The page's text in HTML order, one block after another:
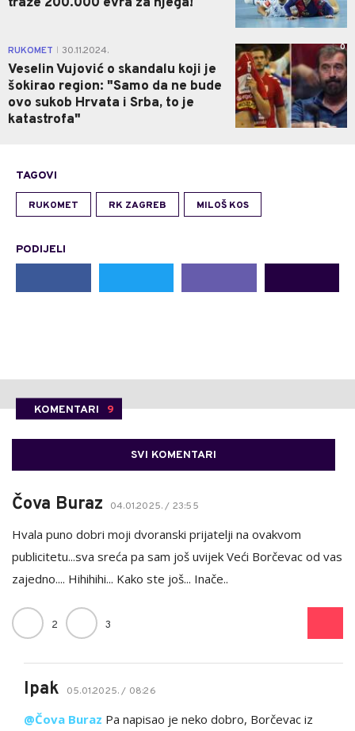
RUKOMET 30.11.2024.
Veselin Vujović o skandalu koji je
šokirao region: "Samo da ne bude
ovo sukob Hrvata i Srba, to je
katastrofa"
0
TAGOVI
RUKOMET RK ZAGREB MILOŠ KOS
PODIJELI
KOMENTARI 9
SVI KOMENTARI
Čova Buraz 04.01.2025. / 23:55
Hvala puno dobri moji dvoranski prijatelji na ovakvom
publicitetu...sva sreća pa sam još uvijek Veći Borčevac od vas
zajedno.... Hihihihi... Kako ste još... Inače..
2 3
Ipak 05.01.2025. / 08:26
@Čova Buraz Pa napisao je neko dobro, Borčevac iz